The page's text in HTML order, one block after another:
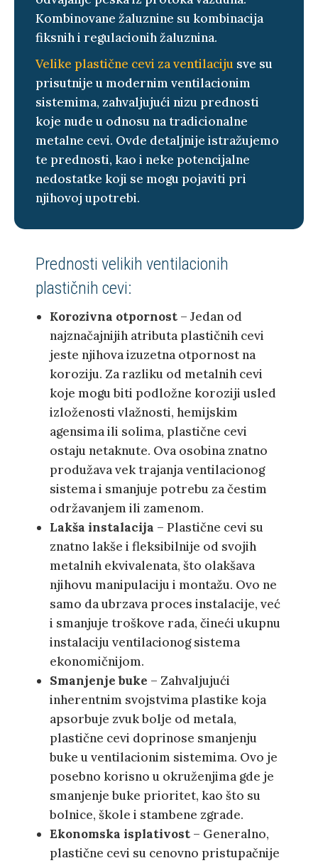
Kombinovane žaluznine su kombinacija
fiksnih i regulacionih žaluznina.
Velike plastične cevi za ventilaciju sve su
prisutnije u modernim ventilacionim
sistemima, zahvaljujući nizu prednosti
koje nude u odnosu na tradicionalne
metalne cevi. Ovde detaljnije istražujemo
te prednosti, kao i neke potencijalne
nedostatke koji se mogu pojaviti pri
njihovoj upotrebi.
Prednosti velikih ventilacionih
plastičnih cevi:
Korozivna otpornost – Jedan od
najznačajnijih atributa plastičnih cevi
jeste njihova izuzetna otpornost na
koroziju. Za razliku od metalnih cevi
koje mogu biti podložne koroziji usled
izloženosti vlažnosti, hemijskim
agensima ili solima, plastične cevi
ostaju netaknute. Ova osobina znatno
produžava vek trajanja ventilacionog
sistema i smanjuje potrebu za čestim
održavanjem ili zamenom.
Lakša instalacija – Plastične cevi su
znatno lakše i fleksibilnije od svojih
metalnih ekvivalenata, što olakšava
njihovu manipulaciju i montažu. Ovo ne
samo da ubrzava proces instalacije, već
i smanjuje troškove rada, čineći ukupnu
instalaciju ventilacionog sistema
ekonomičnijom.
Smanjenje buke – Zahvaljujući
inherentnim svojstvima plastike koja
apsorbuje zvuk bolje od metala,
plastične cevi doprinose smanjenju
buke u ventilacionim sistemima. Ovo je
posebno korisno u okruženjima gde je
smanjenje buke prioritet, kao što su
bolnice, škole i stambene zgrade.
Ekonomska isplativost – Generalno,
plastične cevi su cenovno pristupačnije